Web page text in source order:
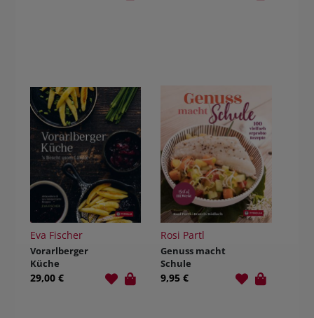
Eva Fischer
Vorarlberger
Küche
29,00 €
Rosi Partl
Genuss macht
Schule
9,95 €